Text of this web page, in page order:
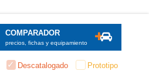
COMPARADOR
precios, fichas y equipamiento
Descatalogado Prototipo